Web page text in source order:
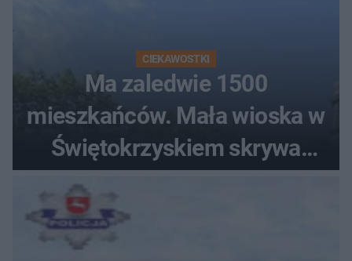
CIEKAWOSTKI
Ma zaledwie 1500
mieszkańców. Mała wioska w
Świętokrzyskiem skrywa
zabytki, bywał tu nawet król